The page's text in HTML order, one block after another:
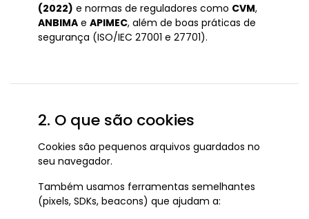
(2022) e normas de reguladores como CVM,
ANBIMA e APIMEC, além de boas práticas de
segurança (ISO/IEC 27001 e 27701).
2. O que são cookies
Cookies são pequenos arquivos guardados no
seu navegador.
Também usamos ferramentas semelhantes
(pixels, SDKs, beacons) que ajudam a: